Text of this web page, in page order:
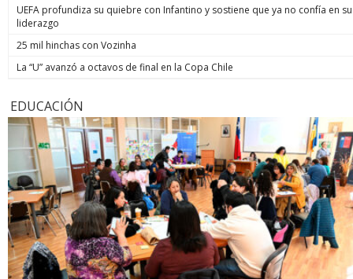
UEFA profundiza su quiebre con Infantino y sostiene que ya no confía en su
liderazgo
25 mil hinchas con Vozinha
La “U” avanzó a octavos de final en la Copa Chile
EDUCACIÓN